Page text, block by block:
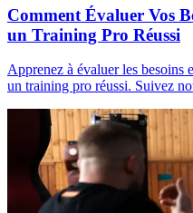
Comment Évaluer Vos
un Training Pro Réussi
Apprenez à évaluer les besoins
un training pro réussi. Suivez